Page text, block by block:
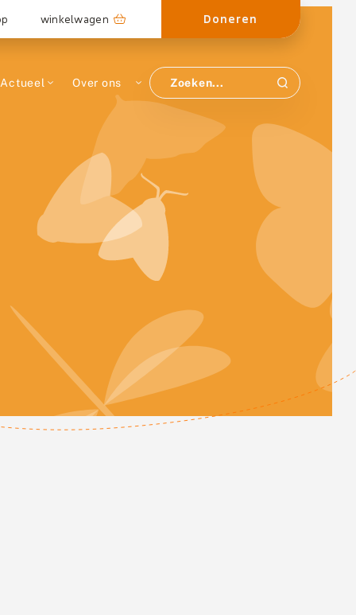
winkelwagen Doneren
Actueel Over ons